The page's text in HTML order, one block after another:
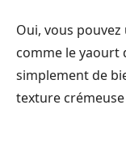
Oui, vous
comme le yaourt
simplement de
texture